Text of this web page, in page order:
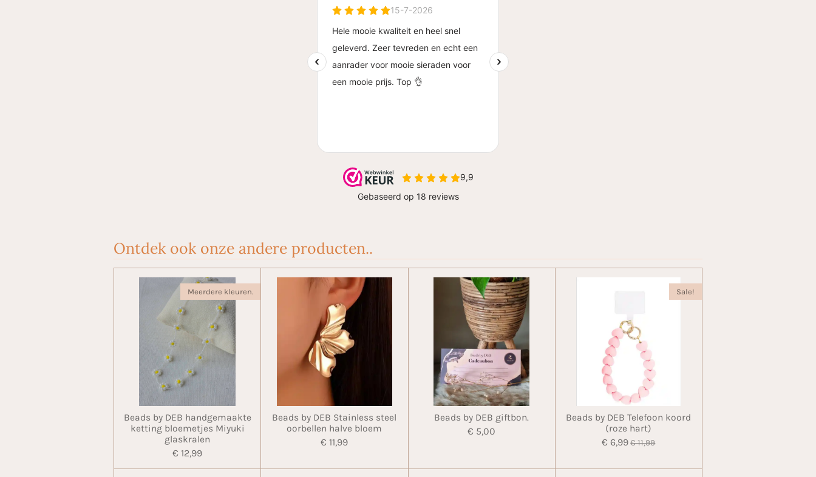
Ontdek ook onze andere producten..
Meerdere kleuren.
Beads by DEB handgemaakte
ketting bloemetjes Miyuki
glaskralen
€ 12,99
Beads by DEB Stainless steel
oorbellen halve bloem
€ 11,99
Beads by DEB giftbon.
€ 5,00
Sale!
Beads by DEB Telefoon koord
(roze hart)
€ 6,99€ 11,99